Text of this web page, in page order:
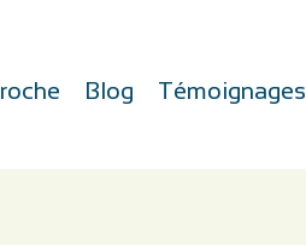
Blog Témoignages